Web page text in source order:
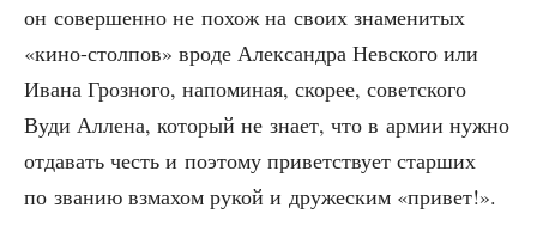
он совер­шен­но не похож на сво­их зна­ме­ни­тых
«кино-стол­пов» вро­де Алек­сандра Нев­ско­го или
Ива­на Гроз­но­го, напо­ми­ная, ско­рее, совет­ско­го
Вуди Алле­на, кото­рый не зна­ет, что в армии нуж­но
отда­вать честь и поэто­му при­вет­ству­ет стар­ших
по зва­нию взма­хом рукой и дру­же­ским «при­вет!».